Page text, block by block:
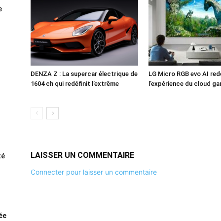
DENZA Z : La supercar électrique de
1604 ch qui redéfinit l’extrême
LG Micro RGB evo AI
l’expérience du cloud
LAISSER UN COMMENTAIRE
Connecter pour laisser un commentaire